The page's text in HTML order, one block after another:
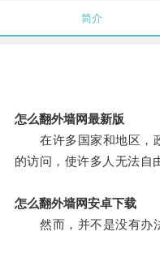
简介
怎么翻外墙网最新版
在许多国家和地区，
的访问，使许多人无法自
怎么翻外墙网安卓下载
然而，并不是没有办法